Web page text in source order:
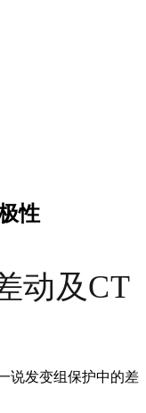
性
动及CT
说发变组保护中的差